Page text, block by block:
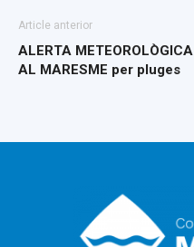
Article anterior
ALERTA METEOROLÒGICA
AL MARESME per pluges